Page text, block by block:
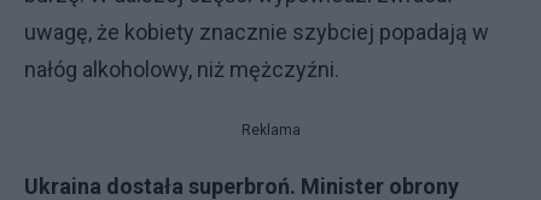
uwagę, że kobiety znacznie szybciej popadają w
nałóg alkoholowy, niż mężczyźni.
Reklama
Ukraina dostała superbroń. Minister obrony